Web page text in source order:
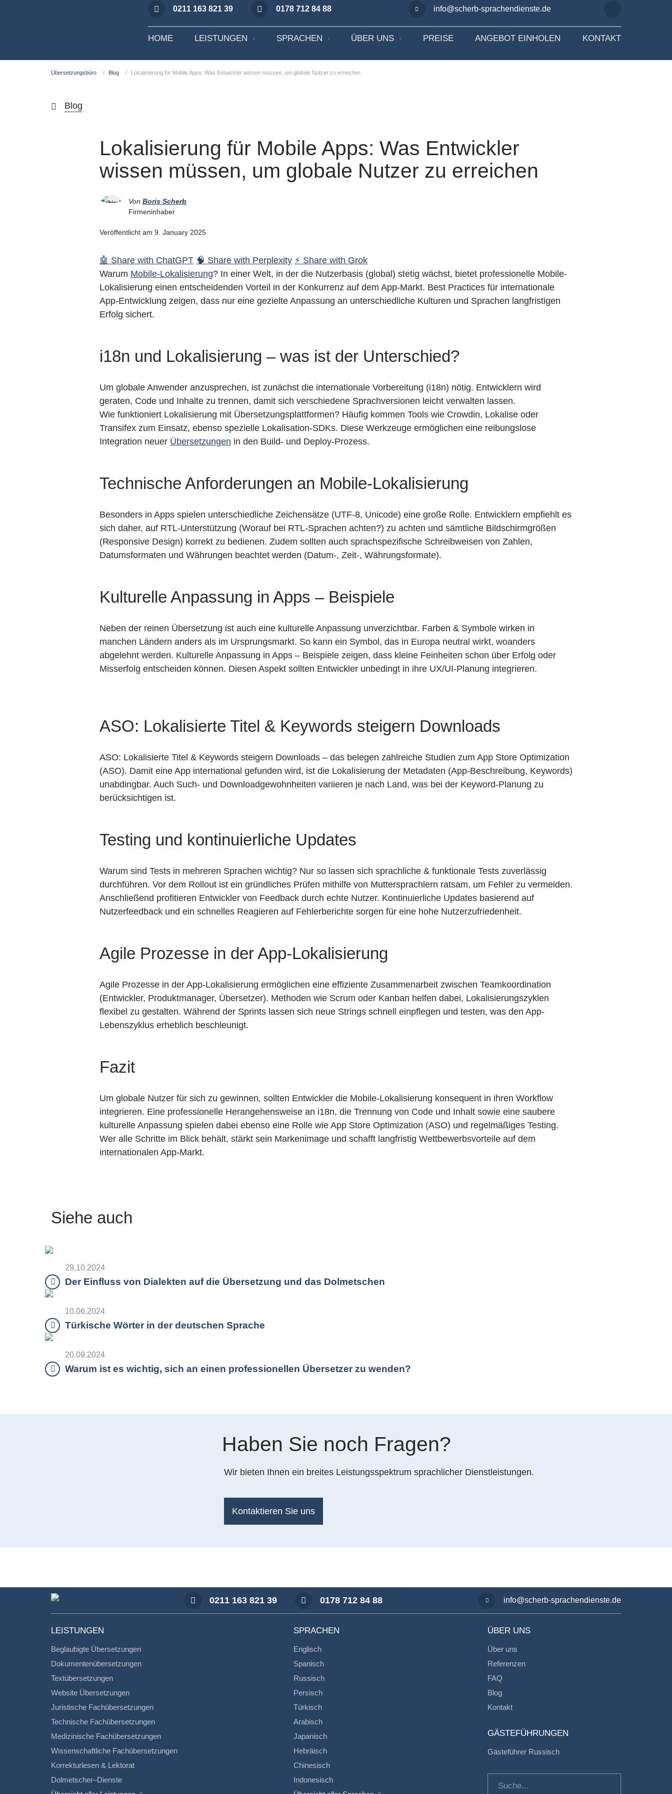
0211 163 821 39 0178 712 84 88 info@scherb-sprachendienste.de
HOME LEISTUNGEN SPRACHEN ÜBER UNS PREISE ANGEBOT EINHOLEN KONTAKT
Übersetzungsbüro Blog Lokalisierung für Mobile Apps: Was Entwickler wissen müssen, um globale Nutzer zu erreichen
Blog
Lokalisierung für Mobile Apps: Was Entwickler
wissen müssen, um globale Nutzer zu erreichen
Von Boris Scherb
Firmeninhaber
Veröffentlicht am 9. January 2025
🤖 Share with ChatGPT 🧠 Share with Perplexity ⚡ Share with Grok
Warum Mobile-Lokalisierung? In einer Welt, in der die Nutzerbasis (global) stetig wächst, bietet professionelle Mobile-
Lokalisierung einen entscheidenden Vorteil in der Konkurrenz auf dem App-Markt. Best Practices für internationale
App-Entwicklung zeigen, dass nur eine gezielte Anpassung an unterschiedliche Kulturen und Sprachen langfristigen
Erfolg sichert.
i18n und Lokalisierung – was ist der Unterschied?
Um globale Anwender anzusprechen, ist zunächst die internationale Vorbereitung (i18n) nötig. Entwicklern wird
geraten, Code und Inhalte zu trennen, damit sich verschiedene Sprachversionen leicht verwalten lassen.
Wie funktioniert Lokalisierung mit Übersetzungsplattformen? Häufig kommen Tools wie Crowdin, Lokalise oder
Transifex zum Einsatz, ebenso spezielle Lokalisation-SDKs. Diese Werkzeuge ermöglichen eine reibungslose
Integration neuer Übersetzungen in den Build- und Deploy-Prozess.
Technische Anforderungen an Mobile-Lokalisierung
Besonders in Apps spielen unterschiedliche Zeichensätze (UTF-8, Unicode) eine große Rolle. Entwicklern empfiehlt es
sich daher, auf RTL-Unterstützung (Worauf bei RTL-Sprachen achten?) zu achten und sämtliche Bildschirmgrößen
(Responsive Design) korrekt zu bedienen. Zudem sollten auch sprachspezifische Schreibweisen von Zahlen,
Datumsformaten und Währungen beachtet werden (Datum-, Zeit-, Währungsformate).
Kulturelle Anpassung in Apps – Beispiele
Neben der reinen Übersetzung ist auch eine kulturelle Anpassung unverzichtbar. Farben & Symbole wirken in
manchen Ländern anders als im Ursprungsmarkt. So kann ein Symbol, das in Europa neutral wirkt, woanders
abgelehnt werden. Kulturelle Anpassung in Apps – Beispiele zeigen, dass kleine Feinheiten schon über Erfolg oder
Misserfolg entscheiden können. Diesen Aspekt sollten Entwickler unbedingt in ihre UX/UI-Planung integrieren.
ASO: Lokalisierte Titel & Keywords steigern Downloads
ASO: Lokalisierte Titel & Keywords steigern Downloads – das belegen zahlreiche Studien zum App Store Optimization
(ASO). Damit eine App international gefunden wird, ist die Lokalisierung der Metadaten (App-Beschreibung, Keywords)
unabdingbar. Auch Such- und Downloadgewohnheiten variieren je nach Land, was bei der Keyword-Planung zu
berücksichtigen ist.
Testing und kontinuierliche Updates
Warum sind Tests in mehreren Sprachen wichtig? Nur so lassen sich sprachliche & funktionale Tests zuverlässig
durchführen. Vor dem Rollout ist ein gründliches Prüfen mithilfe von Muttersprachlern ratsam, um Fehler zu vermeiden.
Anschließend profitieren Entwickler von Feedback durch echte Nutzer. Kontinuierliche Updates basierend auf
Nutzerfeedback und ein schnelles Reagieren auf Fehlerberichte sorgen für eine hohe Nutzerzufriedenheit.
Agile Prozesse in der App-Lokalisierung
Agile Prozesse in der App-Lokalisierung ermöglichen eine effiziente Zusammenarbeit zwischen Teamkoordination
(Entwickler, Produktmanager, Übersetzer). Methoden wie Scrum oder Kanban helfen dabei, Lokalisierungszyklen
flexibel zu gestalten. Während der Sprints lassen sich neue Strings schnell einpflegen und testen, was den App-
Lebenszyklus erheblich beschleunigt.
Fazit
Um globale Nutzer für sich zu gewinnen, sollten Entwickler die Mobile-Lokalisierung konsequent in ihren Workflow
integrieren. Eine professionelle Herangehensweise an i18n, die Trennung von Code und Inhalt sowie eine saubere
kulturelle Anpassung spielen dabei ebenso eine Rolle wie App Store Optimization (ASO) und regelmäßiges Testing.
Wer alle Schritte im Blick behält, stärkt sein Markenimage und schafft langfristig Wettbewerbsvorteile auf dem
internationalen App-Markt.
Siehe auch
29.10.2024
Der Einfluss von Dialekten auf die Übersetzung und das Dolmetschen
10.06.2024
Türkische Wörter in der deutschen Sprache
20.09.2024
Warum ist es wichtig, sich an einen professionellen Übersetzer zu wenden?
Haben Sie noch Fragen?
Wir bieten Ihnen ein breites Leistungsspektrum sprachlicher Dienstleistungen.
Kontaktieren Sie uns
0211 163 821 39 0178 712 84 88 info@scherb-sprachendienste.de
LEISTUNGEN
Beglaubigte Übersetzungen
Dokumentenübersetzungen
Textübersetzungen
Website Übersetzungen
Juristische Fachübersetzungen
Technische Fachübersetzungen
Medizinische Fachübersetzungen
Wissenschaftliche Fachübersetzungen
Korrekturlesen & Lektorat
Dolmetscher–Dienste
SPRACHEN
Englisch
Spanisch
Russisch
Persisch
Türkisch
Arabisch
Japanisch
Hebräisch
Chinesisch
Indonesisch
ÜBER UNS
Über uns
Referenzen
FAQ
Blog
Kontakt
GÄSTEFÜHRUNGEN
Gästeführer Russisch